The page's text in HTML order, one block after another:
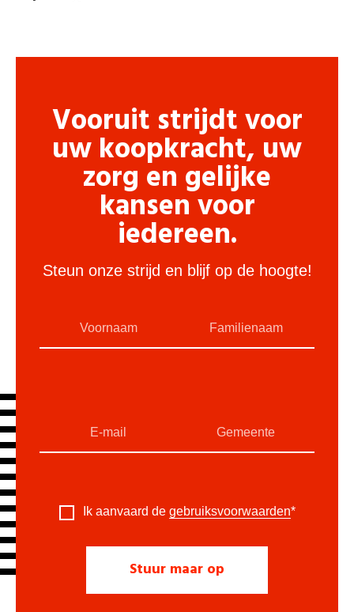
Vooruit strijdt voor
uw koopkracht, uw
zorg en gelijke
kansen voor
iedereen.
Steun onze strijd en blijf op de hoogte!
Ik aanvaard de gebruiksvoorwaarden*